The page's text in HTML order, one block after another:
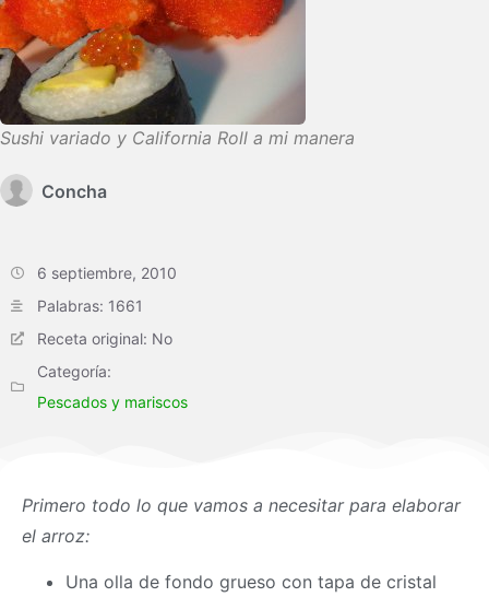
Sushi variado y California Roll a mi manera
Concha
6 septiembre, 2010
Palabras: 1661
Receta original: No
Categoría:
Pescados y mariscos
Primero todo lo que vamos a necesitar para elaborar
el arroz:
Una olla de fondo grueso con tapa de cristal